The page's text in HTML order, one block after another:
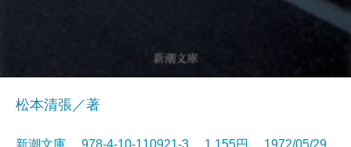
松本清張／著